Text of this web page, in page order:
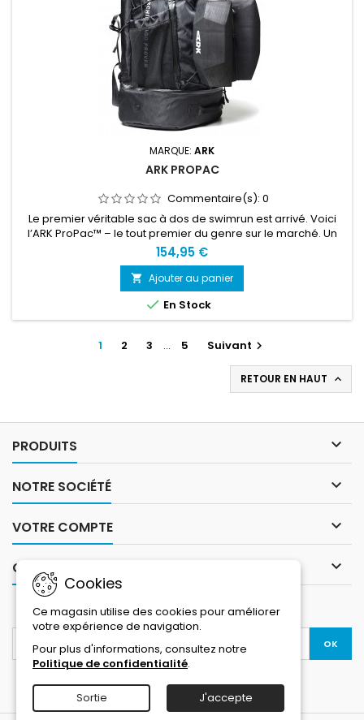
MARQUE: ARK
ARK PROPAC
Commentaire(s): 0
Le premier véritable sac à dos de swimrun est arrivé. Voici
l’ARK ProPac™ – le tout premier du genre sur le marché. Un
sac technique, ultra-léger et vraiment stylé, conçu
spécifiquement pour les besoins des athlètes de swimrun.
Fabriqué à partir de matériaux étanches ultra-résistants,
avec une construction ingénieuse et robuste. Que vous
partiez en...
154,95 €
 Ajouter au panier
 En Stock
1 2 3 … 5 Suivant 
RETOUR EN HAUT 
PRODUITS 
NOTRE SOCIÉTÉ 
VOTRE COMPTE 
CONTACT 
Cookies
Ce magasin utilise des cookies pour améliorer
votre expérience de navigation.
Pour plus d'informations, consultez notre
Politique de confidentialité.
Sortie J'accepte
LETTRE D'INFORMATIONS